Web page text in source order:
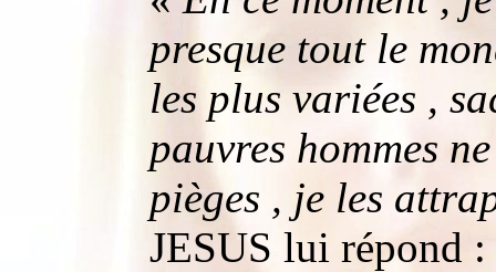
presque tout le
les plus variées ,
pauvres hommes
pièges , je les
JESUS lui répond :